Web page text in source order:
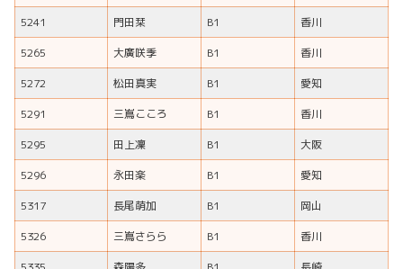
5241
門田栞 B1
香川
5265
大廣咲季 B1
香川
5272
松田真実 B1
愛知
5291
三嶌こころ B1
香川
5295
田上凜 B1
大阪
5296
永田楽 B1
愛知
5317
長尾萌加 B1
岡山
5326
三嶌さらら B1
香川